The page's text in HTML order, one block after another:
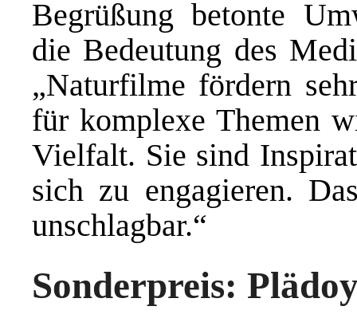
Begrüßung betonte
die Bedeutung des
„Naturfilme fördern
für komplexe Themen
Vielfalt. Sie sind
sich zu engagieren.
unschlagbar.“
Sonderpreis: